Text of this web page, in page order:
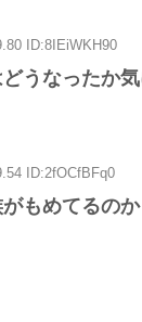
ID:8IEiWKH90
うなったか
ID:2fOCfBFq0
もめてるの